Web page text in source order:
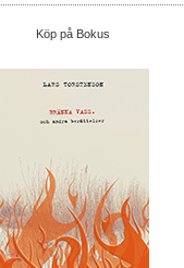
Köp på Bokus